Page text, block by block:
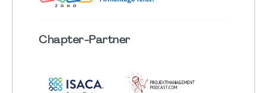
Chapter-Partner